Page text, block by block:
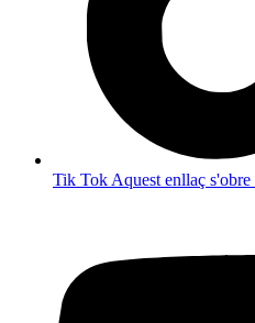
Tik TokAquest enllaç